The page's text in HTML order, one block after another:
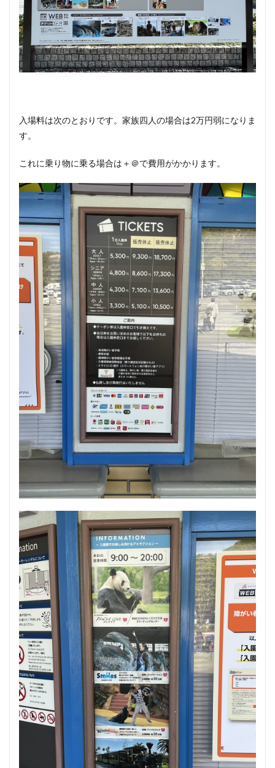
入場料は次のとおりです。家族四人の場合は2万円弱になりま
す。
これに乗り物に乗る場合は＋＠で費用がかかります。